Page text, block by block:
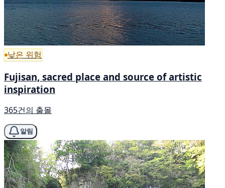
낮은 위험
Fujisan, sacred place and source of artistic
inspiration
365건의 출몰
알림